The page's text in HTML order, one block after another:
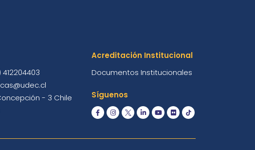
- 3 Chile
Acreditación Institucional
Documentos Institucionales
Síguenos